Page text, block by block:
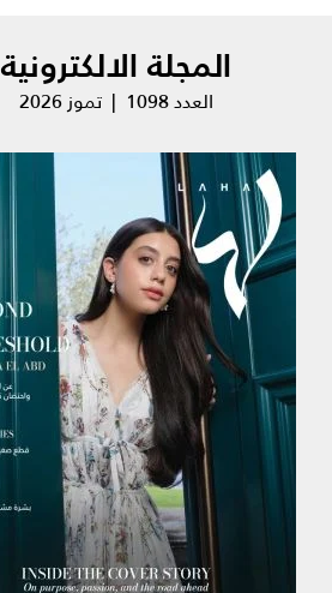
المجلة الالكترونية
العدد 1098 | تموز 2026